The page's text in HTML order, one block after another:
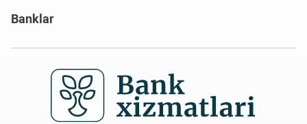
Banklar